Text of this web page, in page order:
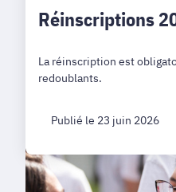
Réinscriptions
La réinscription est
redoublants.
Publié le 23 juin 2026